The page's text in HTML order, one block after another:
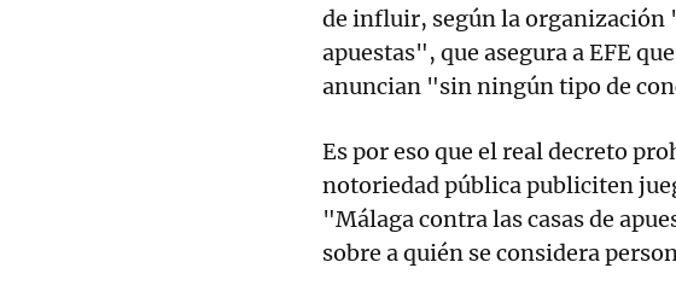
de influir, según la organización
apuestas", que asegura a EFE
anuncian "sin ningún tipo de
Es por eso que el real decreto
notoriedad pública publiciten
"Málaga contra las casas de
sobre a quién se considera